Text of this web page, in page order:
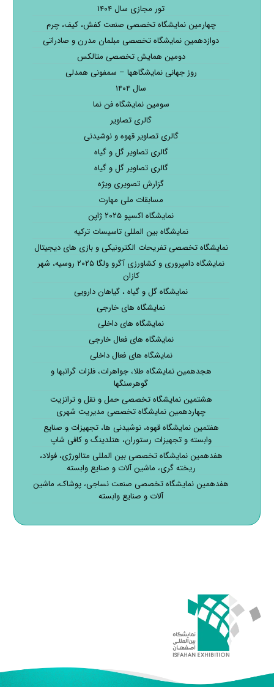
تور مجازی سال ۱۴۰۴
چهارمین نمایشگاه تخصصی صنعت کفش، کیف، چرم
دوازدهمین نمایشگاه تخصصی مبلمان مدرن و صادراتی
دومین همایش تخصصی متالکس
روز جهانی نمایشگاهها – سمفونی همدلی
سال ۱۴۰۴
سومین نمایشگاه فن نما
گالری تصاویر
گالری تصاویر قهوه و نوشیدنی
گالری تصاویر گل و گیاه
گالری تصاویر گل و گیاه
گزارش تصویری ویژه
مسابقات ملی مهارت
نمایشگاه اکسپو ۲۰۲۵ ژاپن
نمایشگاه بین المللی تاسیسات ترکیه
نمایشگاه تخصصی تفریحات الکترونیکی و بازی های دیجیتال
نمایشگاه دامپروری و کشاورزی آگرو ولگا ۲۰۲۵ روسیه، شهر
کازان
نمایشگاه گل و گیاه ، گیاهان دارویی
نمایشگاه های خارجی
نمایشگاه های داخلی
نمایشگاه های فعال خارجی
نمایشگاه های فعال داخلی
هجدهمین نمایشگاه طلا، جواهرات، فلزات گرانبها و
گوهرسنگها
هشتمین نمایشگاه تخصصی حمل و نقل و ترانزیت
چهاردهمین نمایشگاه تخصصی مدیریت شهری
هفتمین نمایشگاه قهوه، نوشیدنی ها، تجهیزات و صنایع
وابسته و تجهیزات رستوران، هتلدینگ و کافی شاپ
هفدهمین نمایشگاه تخصصی بین المللی متالورژی، فولاد،
ریخته گری، ماشین آلات و صنایع وابسته
هفدهمین نمایشگاه تخصصی صنعت نساجی، پوشاک، ماشین
آلات و صنایع وابسته